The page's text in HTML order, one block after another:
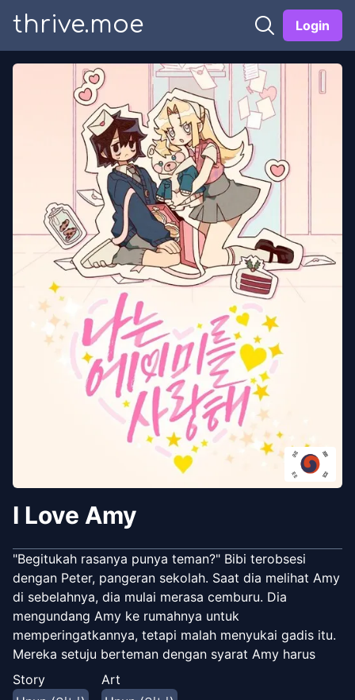
thrive.moe Login
I Love Amy
"Begitukah rasanya punya teman?" Bibi terobsesi
dengan Peter, pangeran sekolah. Saat dia melihat Amy
di sebelahnya, dia mulai merasa cemburu. Dia
mengundang Amy ke rumahnya untuk
memperingatkannya, tetapi malah menyukai gadis itu.
Mereka setuju berteman dengan syarat Amy harus
membantu Bibi mengaku.
Story
Art